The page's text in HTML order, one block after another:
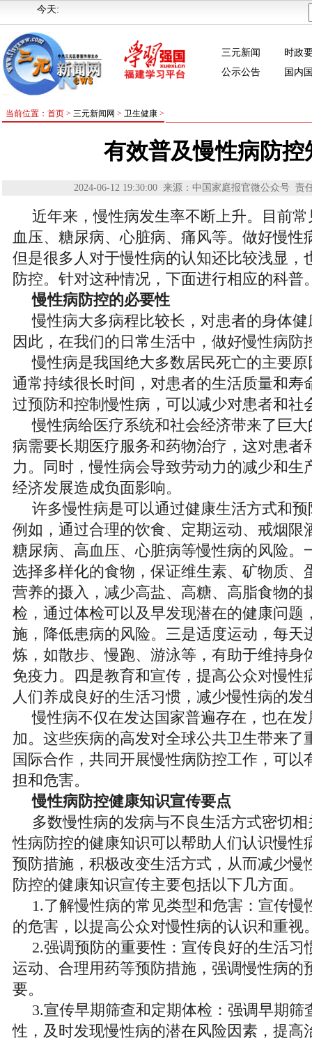
今天:
三元新闻
时政
公示公告
国内
当前位置：首页 > 三元新闻网 > 卫生健康>
有效普及慢性病防控
2024-06-12 19:30:00 来源：中国家庭报官微公众号 责
近年来，慢性病发生率不断上升。目前
血压、糖尿病、心脏病、痛风等。做好慢性
但是很多人对于慢性病的认知还比较浅显，
防控。针对这种情况，下面进行相应的科普
慢性病防控的必要性
慢性病大多病程比较长，对患者的身体
因此，在我们的日常生活中，做好慢性病防
慢性病是我国绝大多数居民死亡的主要
通常持续很长时间，对患者的生活质量和寿
过预防和控制慢性病，可以减少对患者和社
慢性病给医疗系统和社会经济带来了巨
病需要长期医疗服务和药物治疗，这对患者
力。同时，慢性病会导致劳动力的减少和生
经济发展造成负面影响。
许多慢性病是可以通过健康生活方式和
例如，通过合理的饮食、定期运动、戒烟限
糖尿病、高血压、心脏病等慢性病的风险。
选择多样化的食物，保证维生素、矿物质、
营养的摄入，减少高盐、高糖、高脂食物的
检，通过体检可以及早发现潜在的健康问题
施，降低患病的风险。三是适度运动，每天
炼，如散步、慢跑、游泳等，有助于维持身
免疫力。四是教育和宣传，提高公众对慢性
人们养成良好的生活习惯，减少慢性病的发
慢性病不仅在发达国家普遍存在，也在
加。这些疾病的高发对全球公共卫生带来了
国际合作，共同开展慢性病防控工作，可以
担和危害。
慢性病防控健康知识宣传要点
多数慢性病的发病与不良生活方式密切
性病防控的健康知识可以帮助人们认识慢性
预防措施，积极改变生活方式，从而减少慢
防控的健康知识宣传主要包括以下几方面。
1.了解慢性病的常见类型和危害：宣传慢
的危害，以提高公众对慢性病的认识和重视
2.强调预防的重要性：宣传良好的生活习
运动、合理用药等预防措施，强调慢性病的
要。
3.宣传早期筛查和定期体检：强调早期筛
性，及时发现慢性病的潜在风险因素，提高